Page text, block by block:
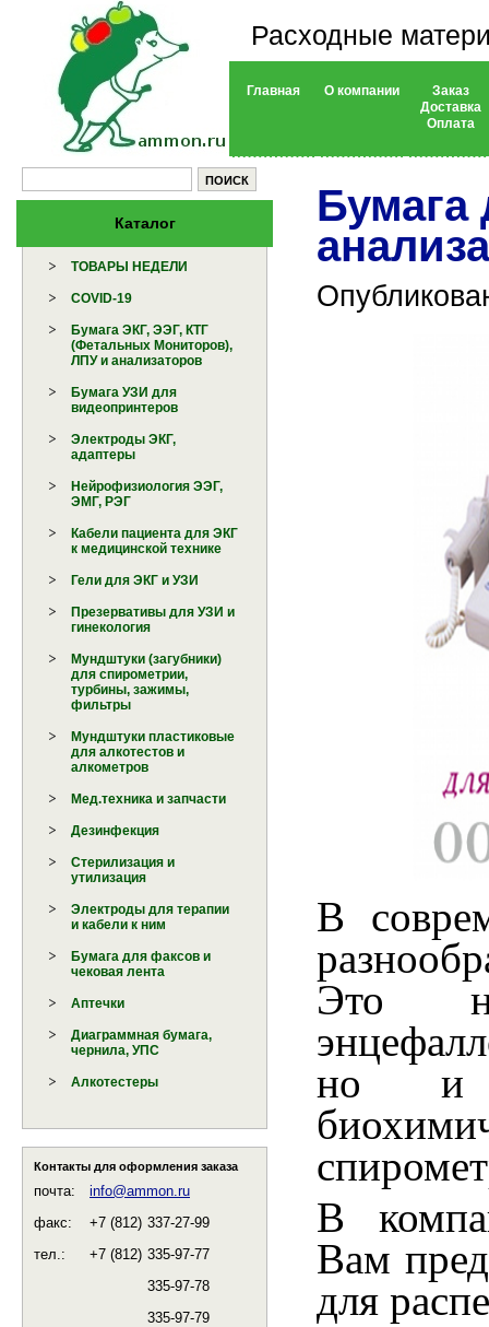
Расходные
Главная О компании
Заказ
Доставка
Оплата
Каталог
ТОВАРЫ НЕДЕЛИ
COVID-19
Бумага ЭКГ, ЭЭГ, КТГ
(Фетальных Мониторов),
ЛПУ и анализаторов
Бумага УЗИ для
видеопринтеров
Электроды ЭКГ,
адаптеры
Нейрофизиология ЭЭГ,
ЭМГ, РЭГ
Кабели пациента для ЭКГ
к медицинской технике
Гели для ЭКГ и УЗИ
Презервативы для УЗИ и
гинекология
Мундштуки (загубники)
для спирометрии,
турбины, зажимы,
фильтры
Мундштуки пластиковые
для алкотестов и
алкометров
Мед.техника и запчасти
Дезинфекция
Стерилизация и
утилизация
Электроды для терапии
и кабели к ним
Бумага для факсов и
чековая лента
Аптечки
Диаграммная бумага,
чернила, УПС
Алкотестеры
Контакты для оформления заказа
почта:
info@ammon.ru
факс:
+7 (812) 337-27-99
тел.:
+7 (812) 335-97-77
335-97-78
335-97-79
Бумага
В
Это
но и
В
Вам
для